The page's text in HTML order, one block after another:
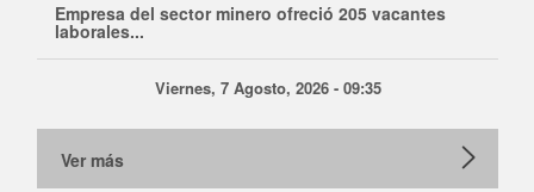
Empresa del sector minero ofreció 205 vacantes
laborales...
Viernes, 7 Agosto, 2026 - 09:35
Ver más